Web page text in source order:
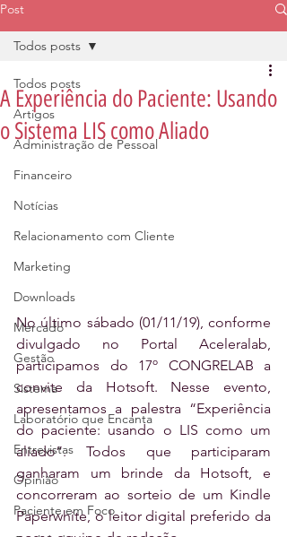
Post
Todos posts
Artigos
Administração de Pessoal
Financeiro
Notícias
Relacionamento com Cliente
Marketing
Downloads
Mercado
Gestão
Sistema
Laboratório que Encanta
Entrevistas
Opinião
Paciente em Foco
Todos posts
A Experiência do Paciente: Usando
o Sistema LIS como Aliado
No último sábado (01/11/19), conforme
divulgado no Portal Aceleralab,
participamos do 17º CONGRELAB a
convite da Hotsoft. Nesse evento,
apresentamos a palestra “Experiência
do paciente: usando o LIS como um
aliado”. Todos que participaram
ganharam um brinde da Hotsoft, e
concorreram ao sorteio de um Kindle
Paperwhite, o leitor digital preferido da